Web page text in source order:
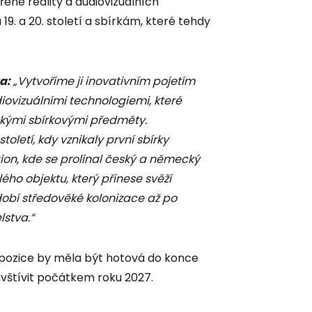
a 20. století a sbírkám, které tehdy
„Vytvoříme ji inovativním pojetím
technologiemi, které
sbírkovými předměty.
kdy vznikaly první sbírky
kde se prolínal český a německý
objektu, který přinese svěží
středověké kolonizace až po
by měla být hotová do konce
počátkem roku 2027.